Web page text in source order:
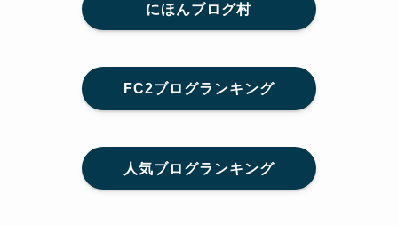
にほんブログ村
FC2ブログランキング
人気ブログランキング